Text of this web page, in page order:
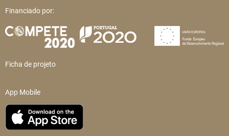
Financiado por:
Ficha de projeto
App Mobile